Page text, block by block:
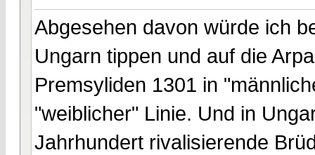
Abgesehen davon würde ich
Ungarn tippen und auf die
Premsyliden 1301 in
"weiblicher" Linie. Und in
Jahrhundert rivalisierende